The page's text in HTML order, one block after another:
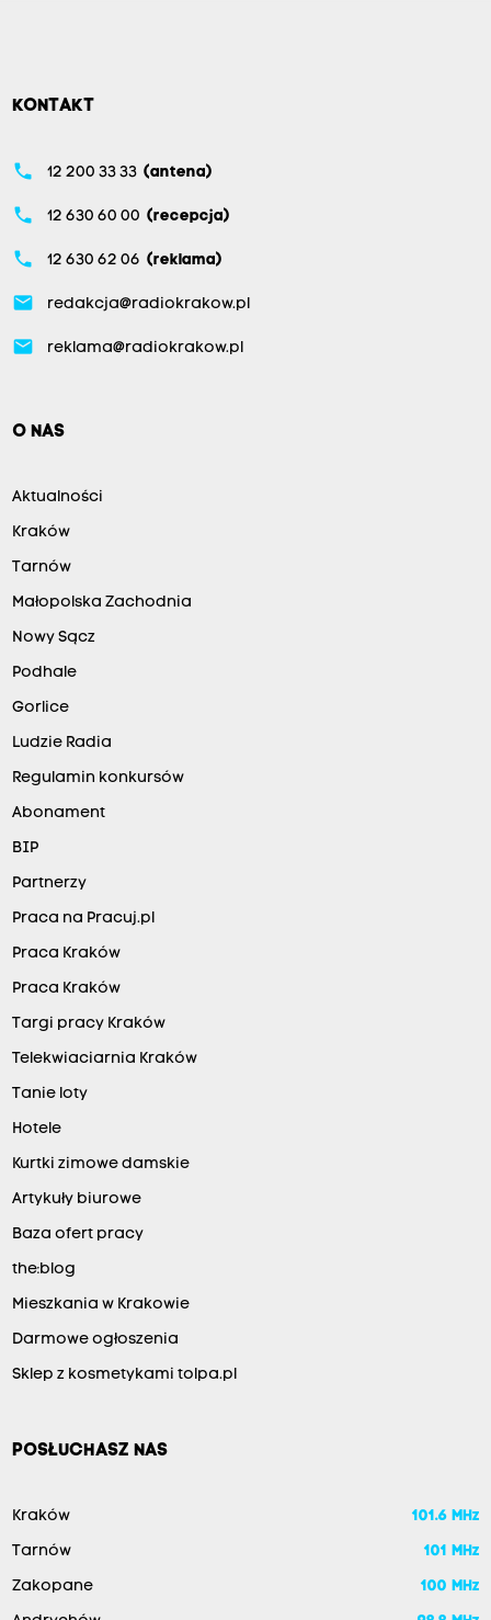
KONTAKT
phone 12 200 33 33 (antena)
phone 12 630 60 00 (recepcja)
phone 12 630 62 06 (reklama)
email redakcja@radiokrakow.pl
email reklama@radiokrakow.pl
O NAS
Aktualności
Kraków
Tarnów
Małopolska Zachodnia
Nowy Sącz
Podhale
Gorlice
Ludzie Radia
Regulamin konkursów
Abonament
BIP
Partnerzy
Praca na Pracuj.pl
Praca Kraków
Praca Kraków
Targi pracy Kraków
Telekwiaciarnia Kraków
Tanie loty
Hotele
Kurtki zimowe damskie
Artykuły biurowe
Baza ofert pracy
the:blog
Mieszkania w Krakowie
Darmowe ogłoszenia
Sklep z kosmetykami tolpa.pl
POSŁUCHASZ NAS
Kraków 101.6 MHz
Tarnów 101 MHz
Zakopane 100 MHz